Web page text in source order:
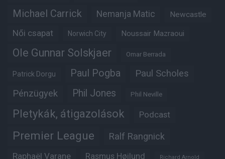
Michael Carrick Nemanja Matic Newcastle
Női csapat Norwich City Noussair Mazraoui
Ole Gunnar Solskjaer Omar Berrada
Patrick Dorgu Paul Pogba Paul Scholes
Pénzügyek Phil Jones Phil Neville
Pletykák, átigazolások Podcast
Premier League Ralf Rangnick
Raphaël Varane Rasmus Højlund Richard Arnold